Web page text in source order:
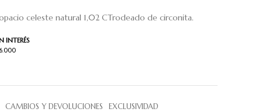
INTERÉS
celeste natural 1,02 CTrodeado de circonita.
CAMBIOS Y DEVOLUCIONES EXCLUSIVIDAD